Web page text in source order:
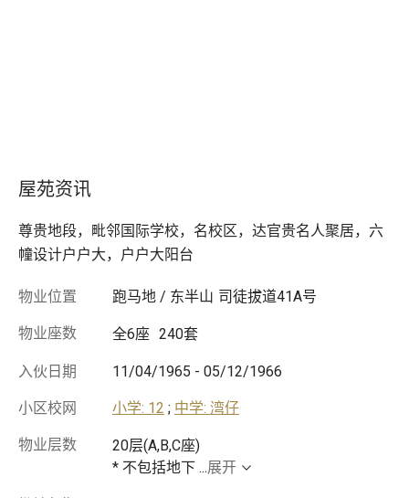
屋苑资讯
尊贵地段，毗邻国际学校，名校区，达官贵名人聚居，六
幢设计户户大，户户大阳台
物业位置 跑马地 / 东半山 司徒拔道41A号
物业座数 全6座 240套
入伙日期 11/04/1965 - 05/12/1966
小区校网 小学: 12 ; 中学: 湾仔
物业层数
20层(A,B,C座)
* 不包括地下 ...展开